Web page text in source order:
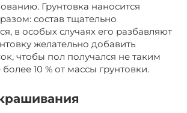
Грунтовка наносится
состав тщательно
в особых случаях его разбавляют
желательно добавить
чтобы пол получался не таким
10 % от массы грунтовки.